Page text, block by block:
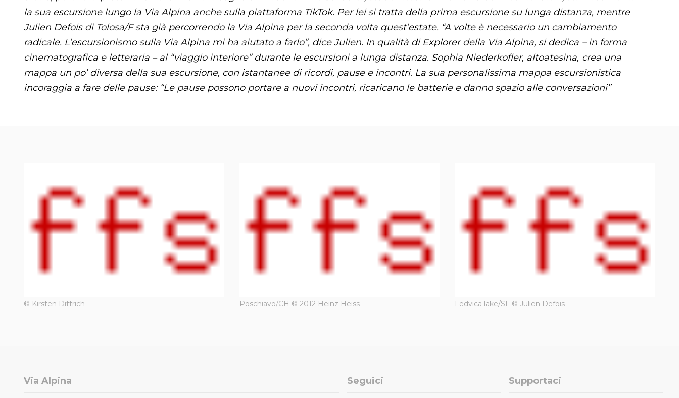
la sua escursione lungo la Via Alpina anche sulla piattaforma TikTok. Per lei si tratta della prima escursione su lunga distanza, mentre
Julien Defois di Tolosa/F sta già percorrendo la Via Alpina per la seconda volta quest’estate. “A volte è necessario un cambiamento
radicale. L’escursionismo sulla Via Alpina mi ha aiutato a farlo”, dice Julien. In qualità di Explorer della Via Alpina, si dedica – in forma
cinematografica e letteraria – al “viaggio interiore” durante le escursioni a lunga distanza. Sophia Niederkofler, altoatesina, crea una
mappa un po’ diversa della sua escursione, con istantanee di ricordi, pause e incontri. La sua personalissima mappa escursionistica
incoraggia a fare delle pause: “Le pause possono portare a nuovi incontri, ricaricano le batterie e danno spazio alle conversazioni”
© Kirsten Dittrich Poschiavo/CH © 2012 Heinz Heiss Ledvica lake/SL © Julien Defois
Via Alpina Seguici Supportaci